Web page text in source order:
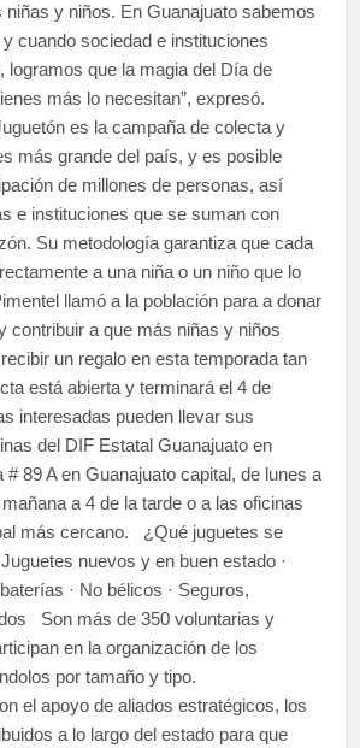
y niños. En Guanajuato sabemos
cuando sociedad e instituciones
logramos que la magia del Día de
más lo necesitan”, expresó.
es la campaña de colecta y
más grande del país, y es posible
de millones de personas, así
e instituciones que se suman con
Su metodología garantiza que cada
a una niña o un niño que lo
llamó a la población para a donar
contribuir a que más niñas y niños
un regalo en esta temporada tan
está abierta y terminará el 4 de
interesadas pueden llevar sus
del DIF Estatal Guanajuato en
# 89 A en Guanajuato capital, de lunes a
a 4 de la tarde o a las oficinas
más cercano. ¿Qué juguetes se
nuevos y en buen estado ·
· No bélicos · Seguros,
Son más de 350 voluntarias y
en la organización de los
por tamaño y tipo.
el apoyo de aliados estratégicos, los
a lo largo del estado para que